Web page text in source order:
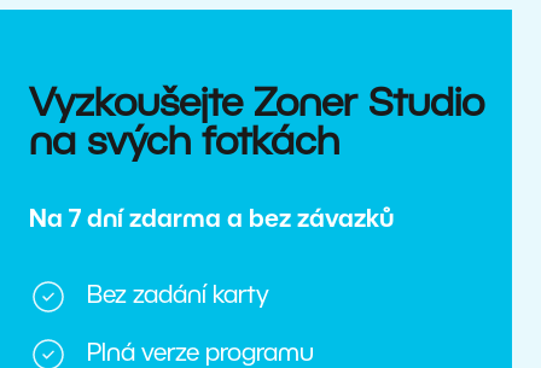
Vyzkoušejte Zoner Studio
na svých fotkách
Na 7 dní zdarma a bez závazků
Bez zadání karty
Plná verze programu